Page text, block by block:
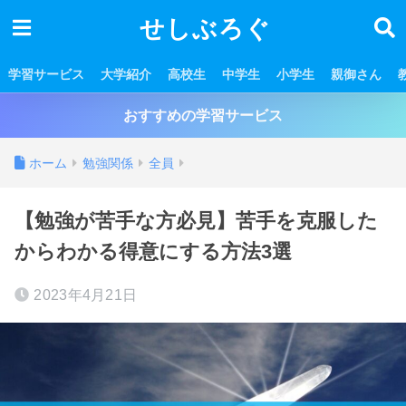
せしぶろぐ
学習サービス 大学紹介 高校生 中学生 小学生 親御さん
おすすめの学習サービス
ホーム 勉強関係 全員
【勉強が苦手な方必見】苦手を克服した
からわかる得意にする方法3選
2023年4月21日